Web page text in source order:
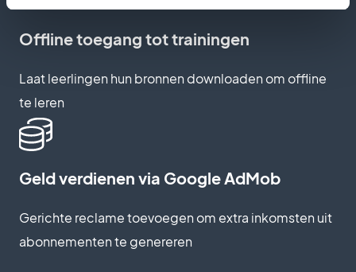
Offline toegang tot trainingen
Laat leerlingen hun bronnen downloaden om offline
te leren
Geld verdienen via Google AdMob
Gerichte reclame toevoegen om extra inkomsten uit
abonnementen te genereren